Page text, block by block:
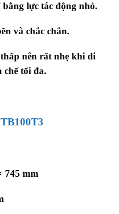
lực tác động nhỏ.
và chắc chắn.
nên rất nhẹ khi di
chế tối đa.
745 mm